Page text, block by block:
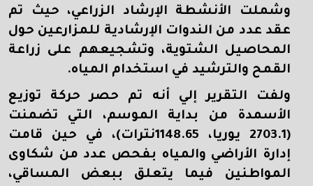
وشملت الأنشطة الإرشاد الزراعي، حيث تم
عقد عدد من الندوات الإرشادية للمزارعين حول
المحاصيل الشتوية، وتشجيعهم على زراعة
القمح والترشيد في استخدام المياه.
ولفت التقرير إلي أنه تم حصر حركة توزيع
الأسمدة من بداية الموسم، التي تضمنت
(2703.1 يوريا، 1148.65نترات)، في حين قامت
إدارة الأراضي والمياه بفحص عدد من شكاوى
المواطنين فيما يتعلق ببعض المساقي،